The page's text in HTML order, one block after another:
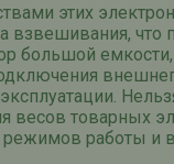
этих
взвешивания, что
большой
весов товарных
режимов работы и